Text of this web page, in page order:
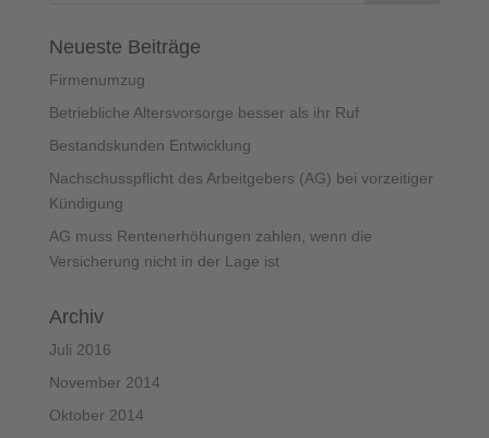
Neueste Beiträge
Firmenumzug
Betriebliche Altersvorsorge besser als ihr Ruf
Bestandskunden Entwicklung
Nachschusspflicht des Arbeitgebers (AG) bei vorzeitiger
Kündigung
AG muss Rentenerhöhungen zahlen, wenn die
Versicherung nicht in der Lage ist
Archiv
Juli 2016
November 2014
Oktober 2014